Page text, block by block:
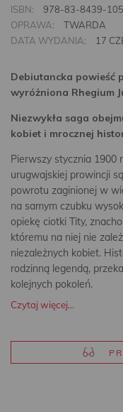
ISBN:
978-83-8439-
OPRAWA:
TWARDA
DATA WYDANIA:
17
Debiutancka powieść
wyróżniona Rhegium
Niezwykła saga
kobiet i mrocznej
Pierwszy stycznia 1900
urugwajskiej prowincji
powrotu zaginionej w
na samym czubku
opiekę ciotki Tity,
któremu na niej nie
niezależnych kobiet.
rodzinną legendą,
kolejnych pokoleń.
Czytaj więcej...